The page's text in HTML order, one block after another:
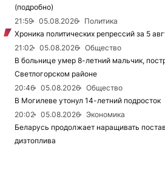
(подробно)
21:59
05.08.2026
Политика
Хроника политических репрессий за 5
21:02
05.08.2026
Общество
В больнице умер 8-летний мальчик,
Светлогорском районе
20:46
05.08.2026
Общество
В Могилеве утонул 14-летний подросток
20:02
05.08.2026
Экономика
Беларусь продолжает наращивать
дизтоплива